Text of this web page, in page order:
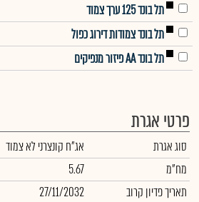
תל בונד 125 ערך צמוד
תל בונד צמודות דירוג כפול
תל בונד AA פיזור מנפיקים
פרטי אגרת
סוג אגרת
אג"ח קונצרני לא צמוד
מח"מ
5.67
תאריך פדיון קרוב
27/11/2032